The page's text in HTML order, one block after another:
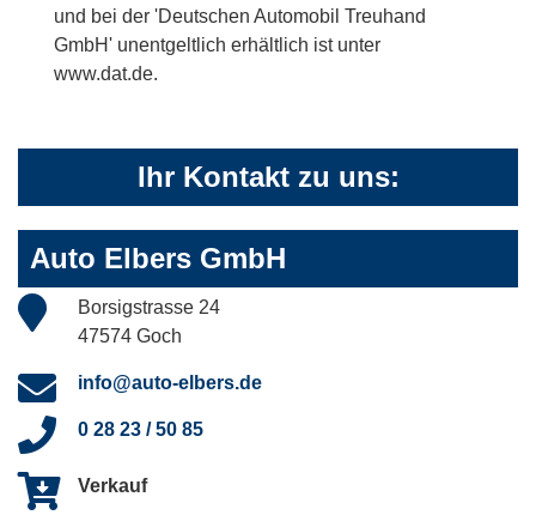
und bei der 'Deutschen Automobil Treuhand
GmbH' unentgeltlich erhältlich ist unter
www.dat.de.
Ihr Kontakt zu uns:
Auto Elbers GmbH
Borsigstrasse 24
47574 Goch
info@auto-elbers.de
0 28 23 / 50 85
Verkauf